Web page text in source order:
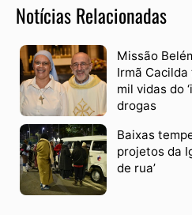
Notícias Relacionadas
Missão
Irmã
mil vidas do
drogas
Baixas
projetos da
de rua’